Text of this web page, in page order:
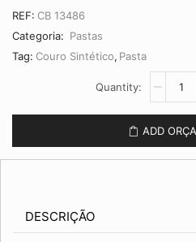
REF: CB 13486
Categoria: Pastas
Tag: Couro Sintético, Pasta
Sintético
ADD
DESCRIÇÃO